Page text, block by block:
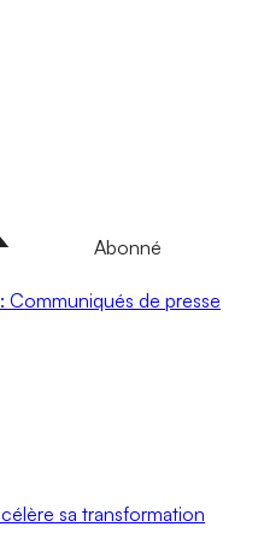
Abonné
Communiqués de presse
sa transformation